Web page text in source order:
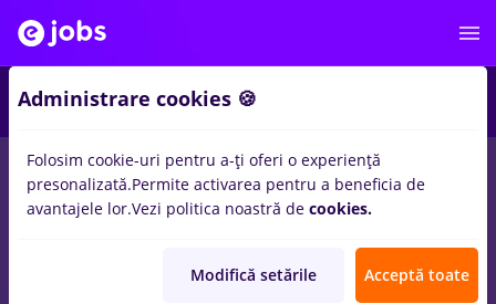
Salarii Remote (de acasă) București Cluj-
Administrare cookies 🍪
Folosim cookie-uri pentru a-ți oferi o experiență
presonalizată.Permite activarea pentru a beneficia de
avantajele lor.Vezi politica noastră de cookies.
Modifică setările Acceptă toate